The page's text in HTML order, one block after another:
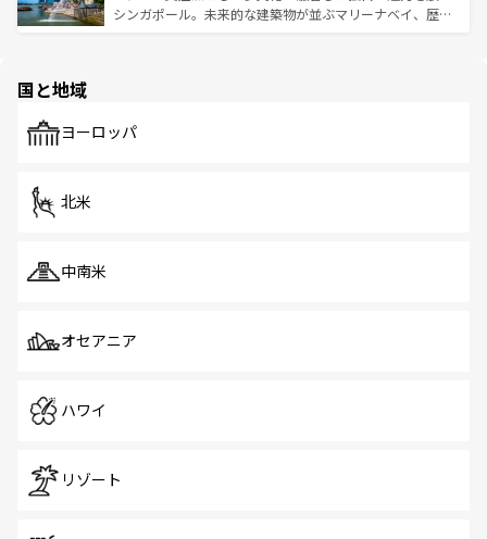
た文化、そして多様な観光資源が、訪れる旅人を魅了し続
うな絶景から文化的な体験まで、香港を存分に楽しみ尽く
シンガポール。未来的な建築物が並ぶマリーナベイ、歴史
で、ホーカーズは地元の風情を楽しめる外せないスポット
国と地域
ヨーロッパ
北米
中南米
オセアニア
ハワイ
リゾート